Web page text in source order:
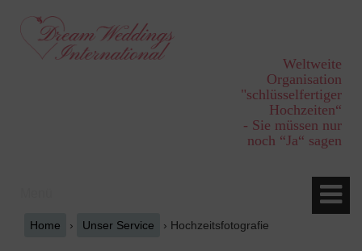
Hauptmenü
springen
Weltweite
Organisation
"schlüsselfertiger
Hochzeiten“
- Sie müssen nur
noch “Ja“ sagen
Home › Unser Service › Hochzeitsfotografie